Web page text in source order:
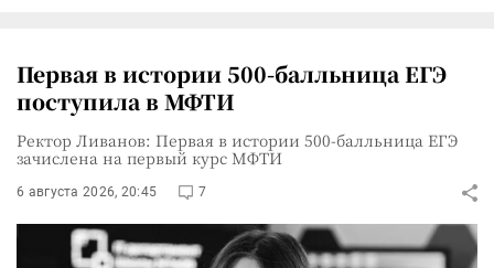
Первая в истории 500-балльница ЕГЭ
поступила в МФТИ
Ректор Ливанов: Первая в истории 500-балльница ЕГЭ
зачислена на первый курс МФТИ
6 августа 2026, 20:45 7